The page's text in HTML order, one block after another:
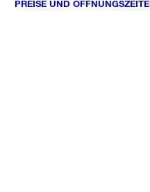
PREISE UND